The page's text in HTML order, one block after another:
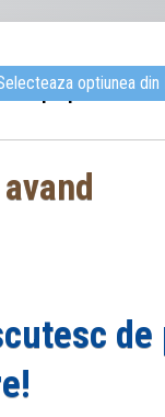
optiunea din
proprii de